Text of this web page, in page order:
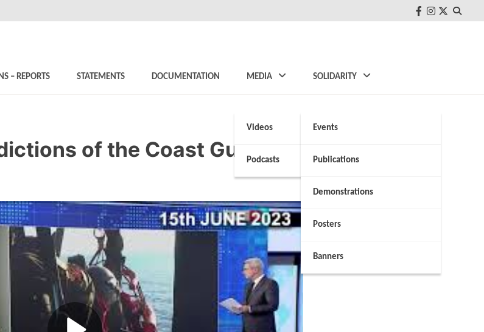
FB Instagram
Twitter
– REPORTS STATEMENTS DOCUMENTATION MEDIA
Videos
Podcasts
SOLIDARITY
Events
Publications
Demonstrations
Posters
Banners
of the Coast Guard’s spokesman